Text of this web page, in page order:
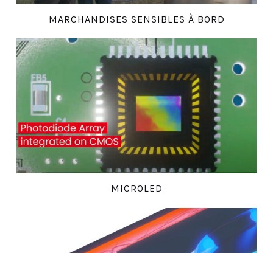
MARCHANDISES SENSIBLES À BORD
MICROLED